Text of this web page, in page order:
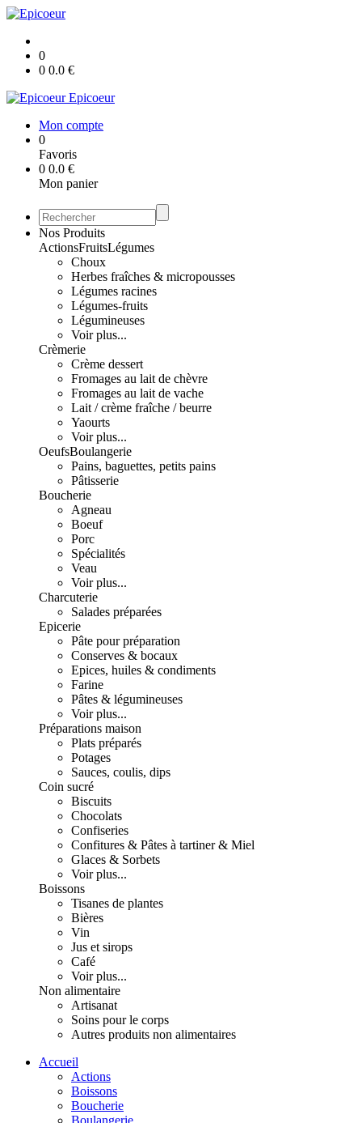
0
0 0.0 €
Epicoeur
Mon compte
0
Favoris
0 0.0 €
Mon panier
Nos Produits
ActionsFruitsLégumes
Choux
Herbes fraîches & micropousses
Légumes racines
Légumes-fruits
Légumineuses
Voir plus...
Crèmerie
Crème dessert
Fromages au lait de chèvre
Fromages au lait de vache
Lait / crème fraîche / beurre
Yaourts
Voir plus...
OeufsBoulangerie
Pains, baguettes, petits pains
Pâtisserie
Boucherie
Agneau
Boeuf
Porc
Spécialités
Veau
Voir plus...
Charcuterie
Salades préparées
Epicerie
Pâte pour préparation
Conserves & bocaux
Epices, huiles & condiments
Farine
Pâtes & légumineuses
Voir plus...
Préparations maison
Plats préparés
Potages
Sauces, coulis, dips
Coin sucré
Biscuits
Chocolats
Confiseries
Confitures & Pâtes à tartiner & Miel
Glaces & Sorbets
Voir plus...
Boissons
Tisanes de plantes
Bières
Vin
Jus et sirops
Café
Voir plus...
Non alimentaire
Artisanat
Soins pour le corps
Autres produits non alimentaires
Accueil
Actions
Boissons
Boucherie
Boulangerie